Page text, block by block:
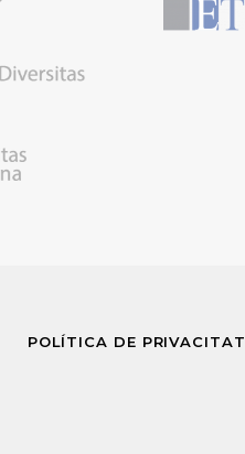
POLÍTICA DE PRIVACITAT